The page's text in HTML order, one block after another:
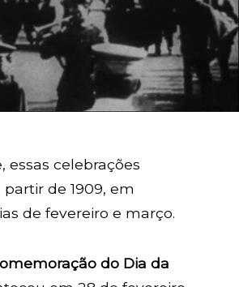
essas celebrações
de 1909, em
de fevereiro e março.
do Dia da